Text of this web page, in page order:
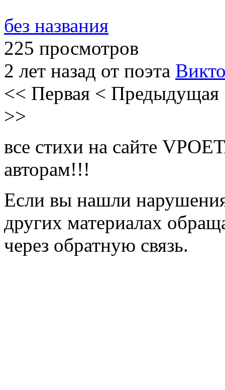
без названия
225 просмотров
2 лет назад от поэта
<< Первая < Предыдущая
>>
все стихи на сайте
авторам!!!
Если вы нашли
других материалах
через обратную связь.